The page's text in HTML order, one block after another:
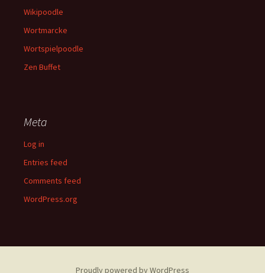
Wikipoodle
Wortmarcke
Wortspielpoodle
Zen Buffet
Meta
Log in
Entries feed
Comments feed
WordPress.org
Proudly powered by WordPress